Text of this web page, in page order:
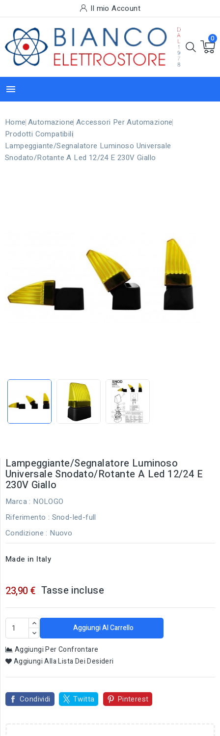
Il mio Account
0

Home Automazione Accessori Per Automazione
Prodotti Compatibili
Lampeggiante/Segnalatore Luminoso Universale
Snodato/rotante A Led 12/24 E 230V Giallo
Lampeggiante/Segnalatore Luminoso
Universale Snodato/rotante A Led 12/24 E
230V Giallo
Marca : NOLOGO
Riferimento : Snod-led-full
Condizione : Nuovo
Made in Italy
23,90 € Tasse incluse
Aggiungi Al Carrello
Aggiungi Per Confrontare
Aggiungi Alla Lista Dei Desideri
Condividi Twitta Pinterest